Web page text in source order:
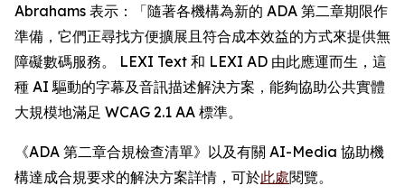
Abrahams 表示：「隨著各機構為新的 ADA 第二章期限作
準備，它們正尋找方便擴展且符合成本效益的方式來提供無
障礙數碼服務。 LEXI Text 和 LEXI AD 由此應運而生，這
種 AI 驅動的字幕及音訊描述解決方案，能夠協助公共實體
大規模地滿足 WCAG 2.1 AA 標準。
《ADA 第二章合規檢查清單》以及有關 AI-Media 協助機
構達成合規要求的解決方案詳情，可於此處閱覽。